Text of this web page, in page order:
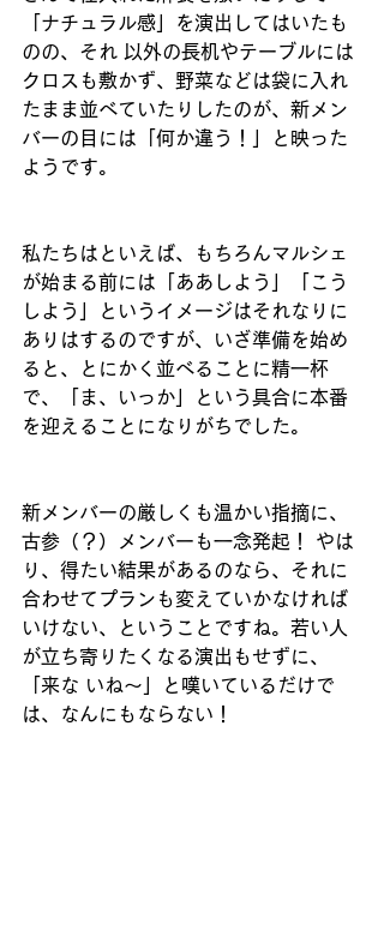
「ナチュラル感」を演出してはいたも
のの、それ 以外の長机やテーブルには
クロスも敷かず、野菜などは袋に入れ
たまま並べていたりしたのが、新メン
バーの目には「何か違う！」と映った
ようです。
私たちはといえば、もちろんマルシェ
が始まる前には「ああしよう」「こう
しよう」というイメージはそれなりに
ありはするのですが、いざ準備を始め
ると、とにかく並べることに精一杯
で、「ま、いっか」という具合に本番
を迎えることになりがちでした。
新メンバーの厳しくも温かい指摘に、
古参（？）メンバーも一念発起！ やは
り、得たい結果があるのなら、それに
合わせてプランも変えていかなければ
いけない、ということですね。若い人
が立ち寄りたくなる演出もせずに、
「来な いね〜」と嘆いているだけで
は、なんにもならない！